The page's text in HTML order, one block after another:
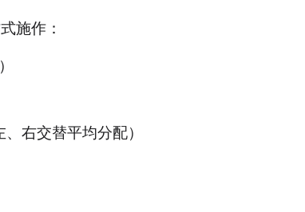
施作：
）
右交替平均分配）